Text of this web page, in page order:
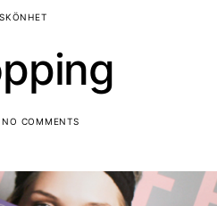
SKÖNHET
NO COMMENTS